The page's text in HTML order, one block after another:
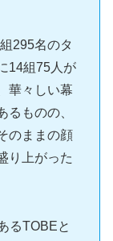
295名のタ
14組75人が
華々しい幕
るものの、
のままの顔
り上がった
るTOBEと